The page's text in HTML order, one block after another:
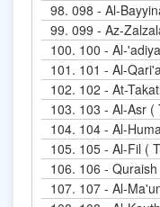
98.
99.
100.
101.
102.
103.
104.
105.
106.
107.